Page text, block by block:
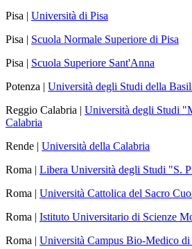
Pisa | Università di Pisa
Pisa | Scuola Normale Superiore di Pisa
Pisa | Scuola Superiore Sant'Anna
Potenza | Università degli Studi della
Reggio Calabria | Università degli Studi
Calabria
Rende | Università della Calabria
Roma | Libera Università degli Studi "S.
Roma | Università Cattolica del Sacro
Roma | Istituto Universitario di Scienze
Roma | Università Campus Bio-Medico di